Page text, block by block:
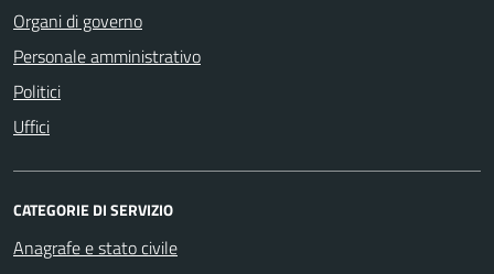
Organi di governo
Personale amministrativo
Politici
Uffici
CATEGORIE DI SERVIZIO
Anagrafe e stato civile